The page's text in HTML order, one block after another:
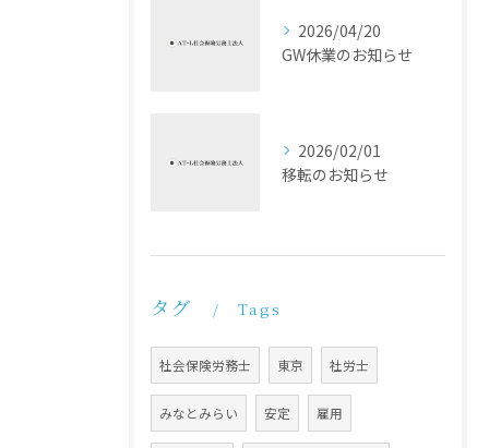
2026/04/20
GW休業のお知らせ
2026/02/01
移転のお知らせ
タグ Tags
社会保険労務士 東京 社労士
みなとみらい 安定 雇用